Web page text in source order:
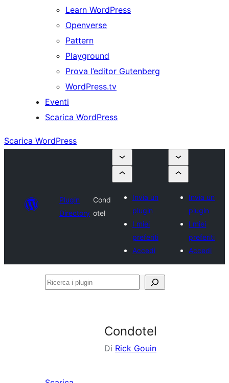
Learn WordPress
Openverse
Pattern
Playground
Prova l’editor Gutenberg
WordPress.tv
Eventi
Scarica WordPress
Scarica WordPress
Plugin
Directory
Cond
otel
Invia un
plugin
I miei
preferiti
Accedi
Invia un
plugin
I miei
preferiti
Accedi
Ricerca
Condotel
Di Rick Gouin